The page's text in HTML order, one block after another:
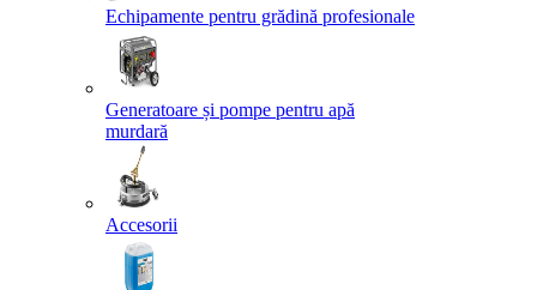
Echipamente pentru grădină profesionale
Generatoare și pompe pentru apă
murdară
Accesorii